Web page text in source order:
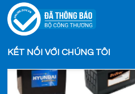
KẾT NỐI VỚI CHÚNG TÔI